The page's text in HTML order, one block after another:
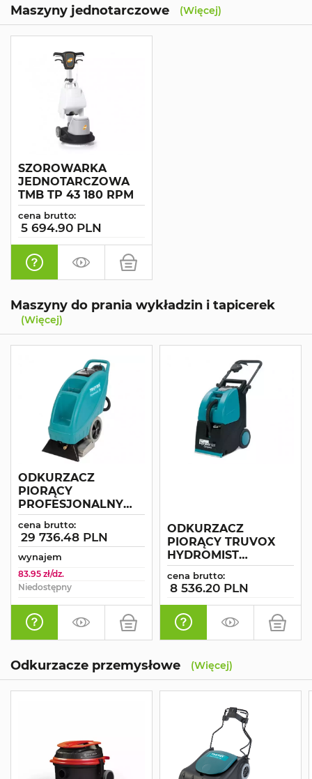
Maszyny jednotarczowe (Więcej)
SZOROWARKA
JEDNOTARCZOWA
TMB TP 43 180 RPM
cena brutto:
5 694.90 PLN
Maszyny do prania wykładzin i tapicerek
(Więcej)
ODKURZACZ
PIORĄCY
PROFESJONALNY
TRUVOX HYDROMIST
35
cena brutto:
29 736.48 PLN
wynajem
83.95 zł/dz.
Niedostępny
ODKURZACZ
PIORĄCY TRUVOX
HYDROMIST
COMPACT HC 250
cena brutto:
8 536.20 PLN
Odkurzacze przemysłowe (Więcej)